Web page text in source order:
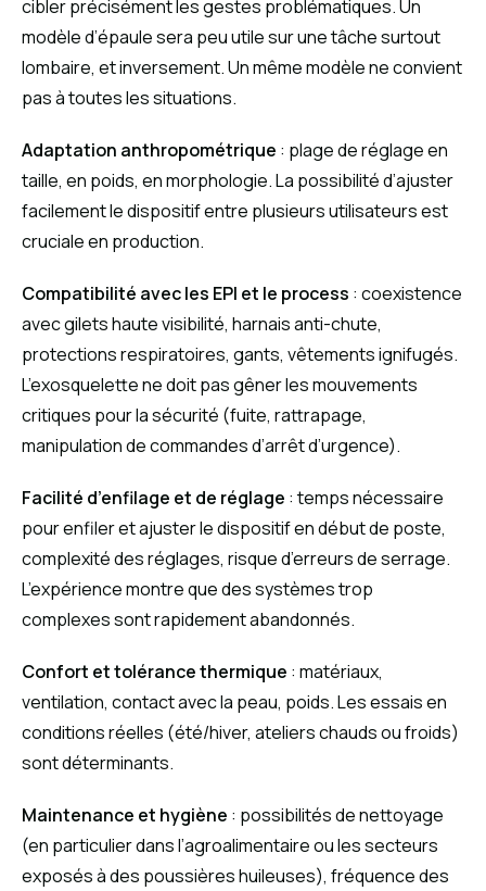
cibler précisément les gestes problématiques. Un
modèle d’épaule sera peu utile sur une tâche surtout
lombaire, et inversement. Un même modèle ne convient
pas à toutes les situations.
Adaptation anthropométrique : plage de réglage en
taille, en poids, en morphologie. La possibilité d’ajuster
facilement le dispositif entre plusieurs utilisateurs est
cruciale en production.
Compatibilité avec les EPI et le process : coexistence
avec gilets haute visibilité, harnais anti-chute,
protections respiratoires, gants, vêtements ignifugés.
L’exosquelette ne doit pas gêner les mouvements
critiques pour la sécurité (fuite, rattrapage,
manipulation de commandes d’arrêt d’urgence).
Facilité d’enfilage et de réglage : temps nécessaire
pour enfiler et ajuster le dispositif en début de poste,
complexité des réglages, risque d’erreurs de serrage.
L’expérience montre que des systèmes trop
complexes sont rapidement abandonnés.
Confort et tolérance thermique : matériaux,
ventilation, contact avec la peau, poids. Les essais en
conditions réelles (été/hiver, ateliers chauds ou froids)
sont déterminants.
Maintenance et hygiène : possibilités de nettoyage
(en particulier dans l’agroalimentaire ou les secteurs
exposés à des poussières huileuses), fréquence des